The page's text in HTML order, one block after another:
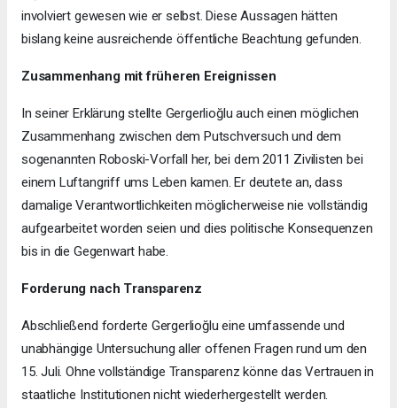
involviert gewesen wie er selbst. Diese Aussagen hätten
bislang keine ausreichende öffentliche Beachtung gefunden.
Zusammenhang mit früheren Ereignissen
In seiner Erklärung stellte Gergerlioğlu auch einen möglichen
Zusammenhang zwischen dem Putschversuch und dem
sogenannten Roboski-Vorfall her, bei dem 2011 Zivilisten bei
einem Luftangriff ums Leben kamen. Er deutete an, dass
damalige Verantwortlichkeiten möglicherweise nie vollständig
aufgearbeitet worden seien und dies politische Konsequenzen
bis in die Gegenwart habe.
Forderung nach Transparenz
Abschließend forderte Gergerlioğlu eine umfassende und
unabhängige Untersuchung aller offenen Fragen rund um den
15. Juli. Ohne vollständige Transparenz könne das Vertrauen in
staatliche Institutionen nicht wiederhergestellt werden.